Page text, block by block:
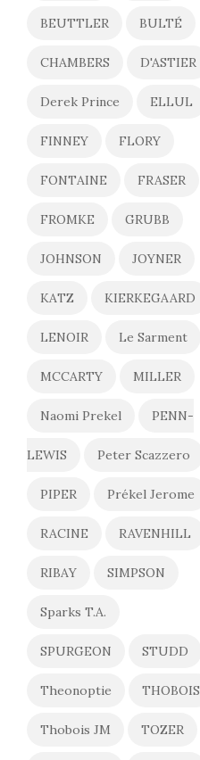
BEUTTLER BULTÉ
CHAMBERS D'ASTIER
Derek Prince ELLUL
FINNEY FLORY
FONTAINE FRASER
FROMKE GRUBB
JOHNSON JOYNER
KATZ KIERKEGAARD
LENOIR Le Sarment
MCCARTY MILLER
Naomi Prekel PENN-
LEWIS Peter Scazzero
PIPER Prékel Jerome
RACINE RAVENHILL
RIBAY SIMPSON
Sparks T.A.
SPURGEON STUDD
Theonoptie THOBOIS
Thobois JM TOZER